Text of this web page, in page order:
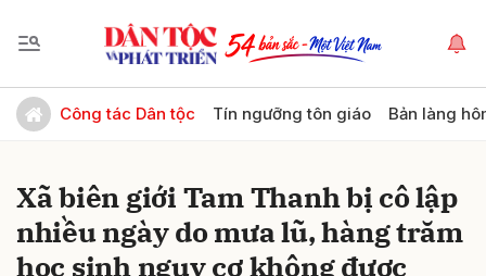
Công tác Dân tộc Tín ngưỡng tôn giáo Bản làng
Xã biên giới Tam Thanh bị cô lập
nhiều ngày do mưa lũ, hàng trăm
học sinh nguy cơ không được
Gửi bình luận